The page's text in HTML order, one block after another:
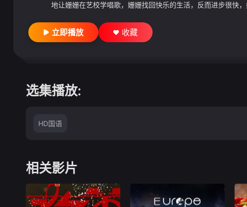
地让姗姗在艺校学唱歌，姗姗找回快乐的生活，反而进步很快
立即播放 收藏
选集播放:
HD国语
相关影片